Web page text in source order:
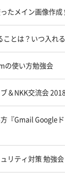
たメイン画像作成
とは？いつ入れ
の使い方勉強会
＆NKK交流会 2018
『Gmail Google
リティ対策 勉強会